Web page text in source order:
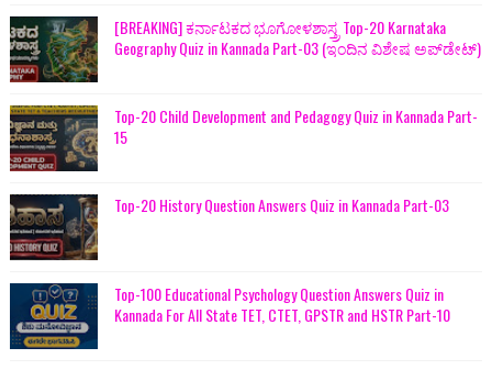
[BREAKING] ಕರ್ನಾಟಕದ ಭೂಗೋಳಶಾಸ್ತ್ರ Top-20 Karnataka
Geography Quiz in Kannada Part-03 (ಇಂದಿನ ವಿಶೇಷ ಅಪ್‌ಡೇಟ್)
Top-20 Child Development and Pedagogy Quiz in Kannada Part-
15
Top-20 History Question Answers Quiz in Kannada Part-03
Top-100 Educational Psychology Question Answers Quiz in
Kannada For All State TET, CTET, GPSTR and HSTR Part-10